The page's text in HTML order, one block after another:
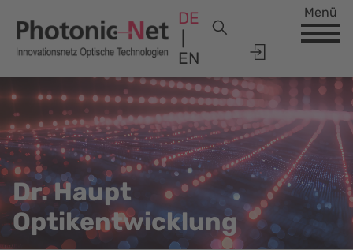
DE
EN
Menü
Dr. Haupt
Optikentwicklung